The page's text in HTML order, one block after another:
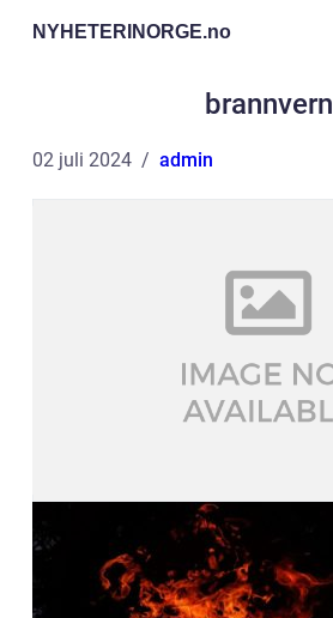
NYHETERINORGE.no
brannvern
02 juli 2024 admin